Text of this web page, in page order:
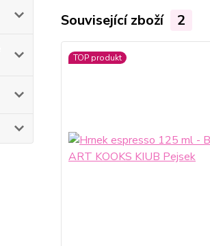
Související zboží 2
TOP produkt